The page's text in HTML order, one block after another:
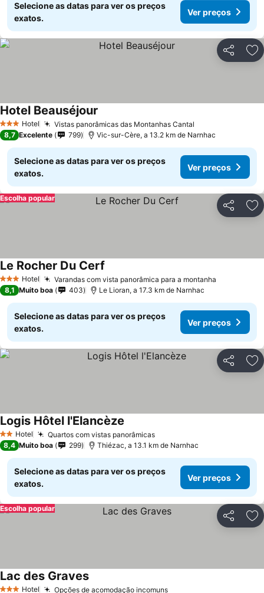
Selecione as datas para ver os preços
exatos.
Ver preços
Partilhar
3 EstrelasHotel Vistas panorâmicas das Montanhas Cantal
Hotel Beauséjour
8,7 Excelente 799 Vic-sur-Cère, a 13.2 km de Narnhac
Selecione as datas para ver os preços
exatos.
Ver preços
Partilhar
Escolha popular
3 EstrelasHotel Varandas com vista panorâmica para a montanha
Le Rocher Du Cerf
8,1 Muito boa 403 Le Lioran, a 17.3 km de Narnhac
Selecione as datas para ver os preços
exatos.
Ver preços
Partilhar
2 Estrelas
Hotel Quartos com vistas panorâmicasVer preços
Logis Hôtel l'Elancèze
8,4 Muito boa 299 Thiézac, a 13.1 km de Narnhac
Selecione as datas para ver os preços
exatos.
Ver preços
Partilhar
Escolha popular
Hotel Opções de acomodação incomuns
Lac des GravesVer preços